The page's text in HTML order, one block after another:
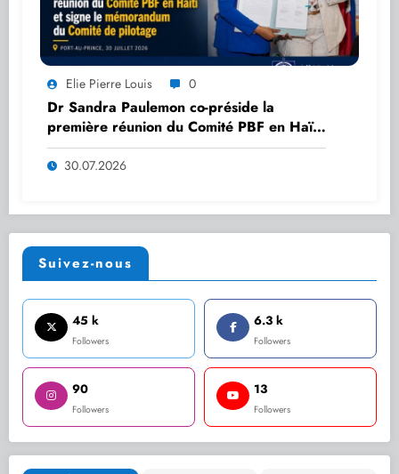
Elie Pierre Louis 0
Dr Sandra Paulemon co-préside la
première réunion du Comité PBF en Haïti
et signe le mémorandum du Comité de
pilotage
30.07.2026
Suivez-nous
45 k
Followers
6.3 k
Followers
90
Followers
13
Followers